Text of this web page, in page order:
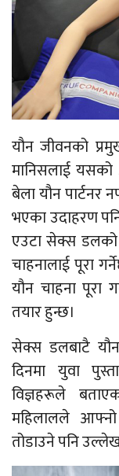
यौन जीवनको
मानिसलाई
बेला यौन पार्टनर
भएका उदाहरण
एउटा सेक्स
चाहनालाई पूरा
यौन चाहना पूरा
तयार हुन्छ।
सेक्स डलबाटै
दिनमा युवा
विज्ञहरूले
महिलालले आफ्नो
तोडाउने पनि